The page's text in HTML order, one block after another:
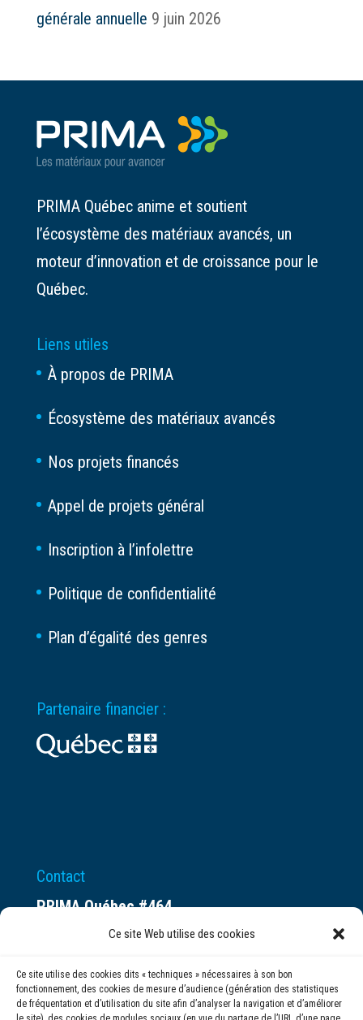
Ce site Web utilise des cookies
Ce site utilise des cookies dits « techniques » nécessaires à son bon
fonctionnement, des cookies de mesure d’audience (génération des statistiques
de fréquentation et d’utilisation du site afin d’analyser la navigation et d’améliorer
générale annuelle 9 juin 2026
PRIMA Québec anime et soutient
l’écosystème des matériaux avancés, un
moteur d’innovation et de croissance pour le
Québec.
Liens utiles
À propos de PRIMA
Écosystème des matériaux avancés
Nos projets financés
Appel de projets général
Inscription à l’infolettre
Politique de confidentialité
Plan d’égalité des genres
Partenaire financier :
Contact
PRIMA Québec #464
Espace ax.c
Montréal (QC) H3C 0B4